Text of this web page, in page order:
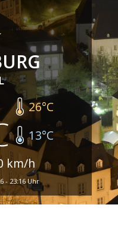
26°C
13°C
km/h
- 23:16 Uhr